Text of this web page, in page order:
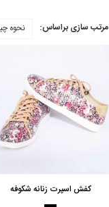
مرتب سازی براساس: نحوه
کفش اسپرت زنانه شکوفه